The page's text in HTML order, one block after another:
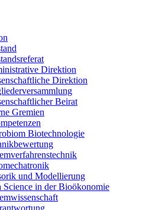
Direktion
Direktion
Beirat
Gremien
Biotechnologie
und Modellierung
Science in der Bioökonomie